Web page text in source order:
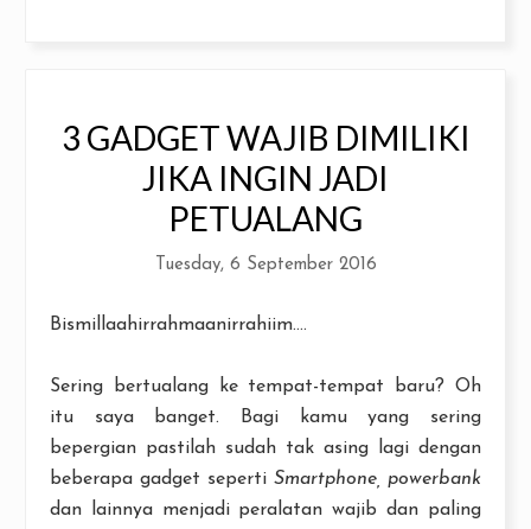
3 GADGET WAJIB DIMILIKI
JIKA INGIN JADI
PETUALANG
Tuesday, 6 September 2016
Bismillaahirrahmaanirrahiim....
Sering bertualang ke tempat-tempat baru? Oh
itu saya banget. Bagi kamu yang sering
bepergian pastilah sudah tak asing lagi dengan
beberapa gadget seperti Smartphone, powerbank
dan lainnya menjadi peralatan wajib dan paling